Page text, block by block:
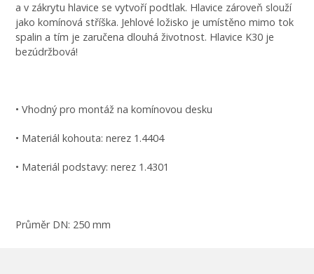
a v zákrytu hlavice se vytvoří podtlak. Hlavice zároveň slouží
jako komínová stříška. Jehlové ložisko je umístěno mimo tok
spalin a tím je zaručena dlouhá životnost. Hlavice K30 je
bezúdržbová!
• Vhodný pro montáž na komínovou desku
• Materiál kohouta: nerez 1.4404
• Materiál podstavy: nerez 1.4301
Průměr DN: 250 mm